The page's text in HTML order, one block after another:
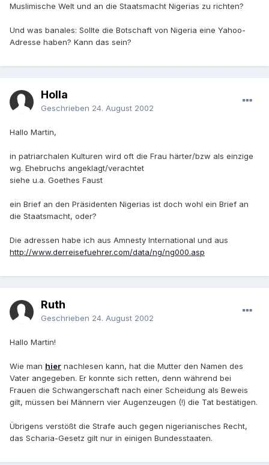
Muslimische Welt und an die Staatsmacht Nigerias zu richten?
Und was banales: Sollte die Botschaft von Nigeria eine Yahoo-
Adresse haben? Kann das sein?
Holla
Geschrieben 24. August 2002
Hallo Martin,
in patriarchalen Kulturen wird oft die Frau härter/bzw als einzige
wg. Ehebruchs angeklagt/verachtet
siehe u.a. Goethes Faust
ein Brief an den Präsidenten Nigerias ist doch wohl ein Brief an
die Staatsmacht, oder?
Die adressen habe ich aus Amnesty International und aus
http://www.derreisefuehrer.com/data/ng/ng000.asp
Ruth
Geschrieben 24. August 2002
Hallo Martin!
Wie man hier nachlesen kann, hat die Mutter den Namen des
Vater angegeben. Er konnte sich retten, denn während bei
Frauen die Schwangerschaft nach einer Scheidung als Beweis
gilt, müssen bei Männern vier Augenzeugen (!) die Tat bestätigen.
Übrigens verstößt die Strafe auch gegen nigerianisches Recht,
das Scharia-Gesetz gilt nur in einigen Bundesstaaten.